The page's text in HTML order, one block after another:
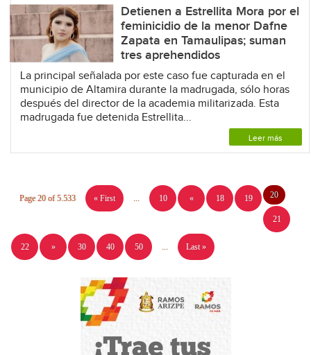
Detienen a Estrellita Mora por el
feminicidio de la menor Dafne
Zapata en Tamaulipas; suman
tres aprehendidos
La principal señalada por este caso fue capturada en el
municipio de Altamira durante la madrugada, sólo horas
después del director de la academia militarizada. Esta
madrugada fue detenida Estrellita...
Leer más
Page 20 of 5.533 « First 10 « 18 19 20
21
22 » 30 40 50 Last »